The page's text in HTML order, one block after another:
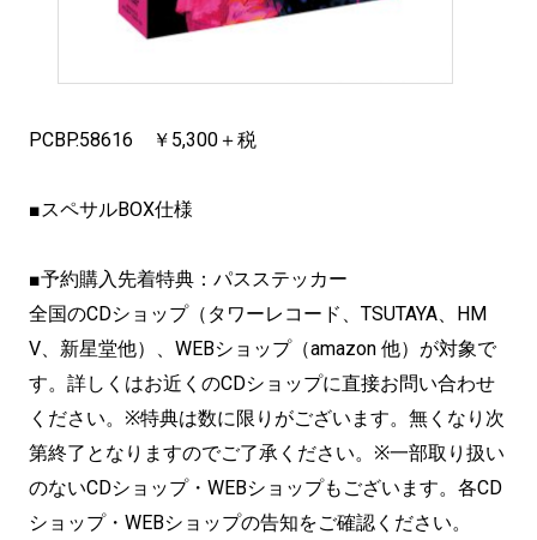
PCBP.58616 ￥5,300＋税
■スペサルBOX仕様
■予約購入先着特典：パスステッカー
全国のCDショップ（タワーレコード、TSUTAYA、HM
V、新星堂他）、WEBショップ（amazon 他）が対象で
す。詳しくはお近くのCDショップに直接お問い合わせ
ください。※特典は数に限りがございます。無くなり次
第終了となりますのでご了承ください。※一部取り扱い
のないCDショップ・WEBショップもございます。各CD
ショップ・WEBショップの告知をご確認ください。